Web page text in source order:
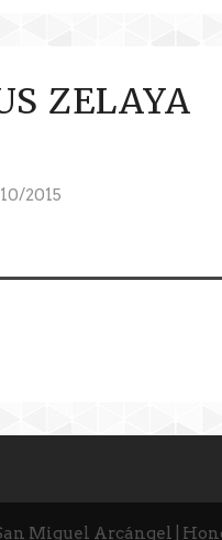
ZELAYA
2015
Miguel Arcángel |